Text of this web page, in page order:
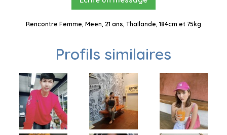
Rencontre Femme, Meen, 21 ans, Thaïlande, 184cm et 75kg
Profils similaires